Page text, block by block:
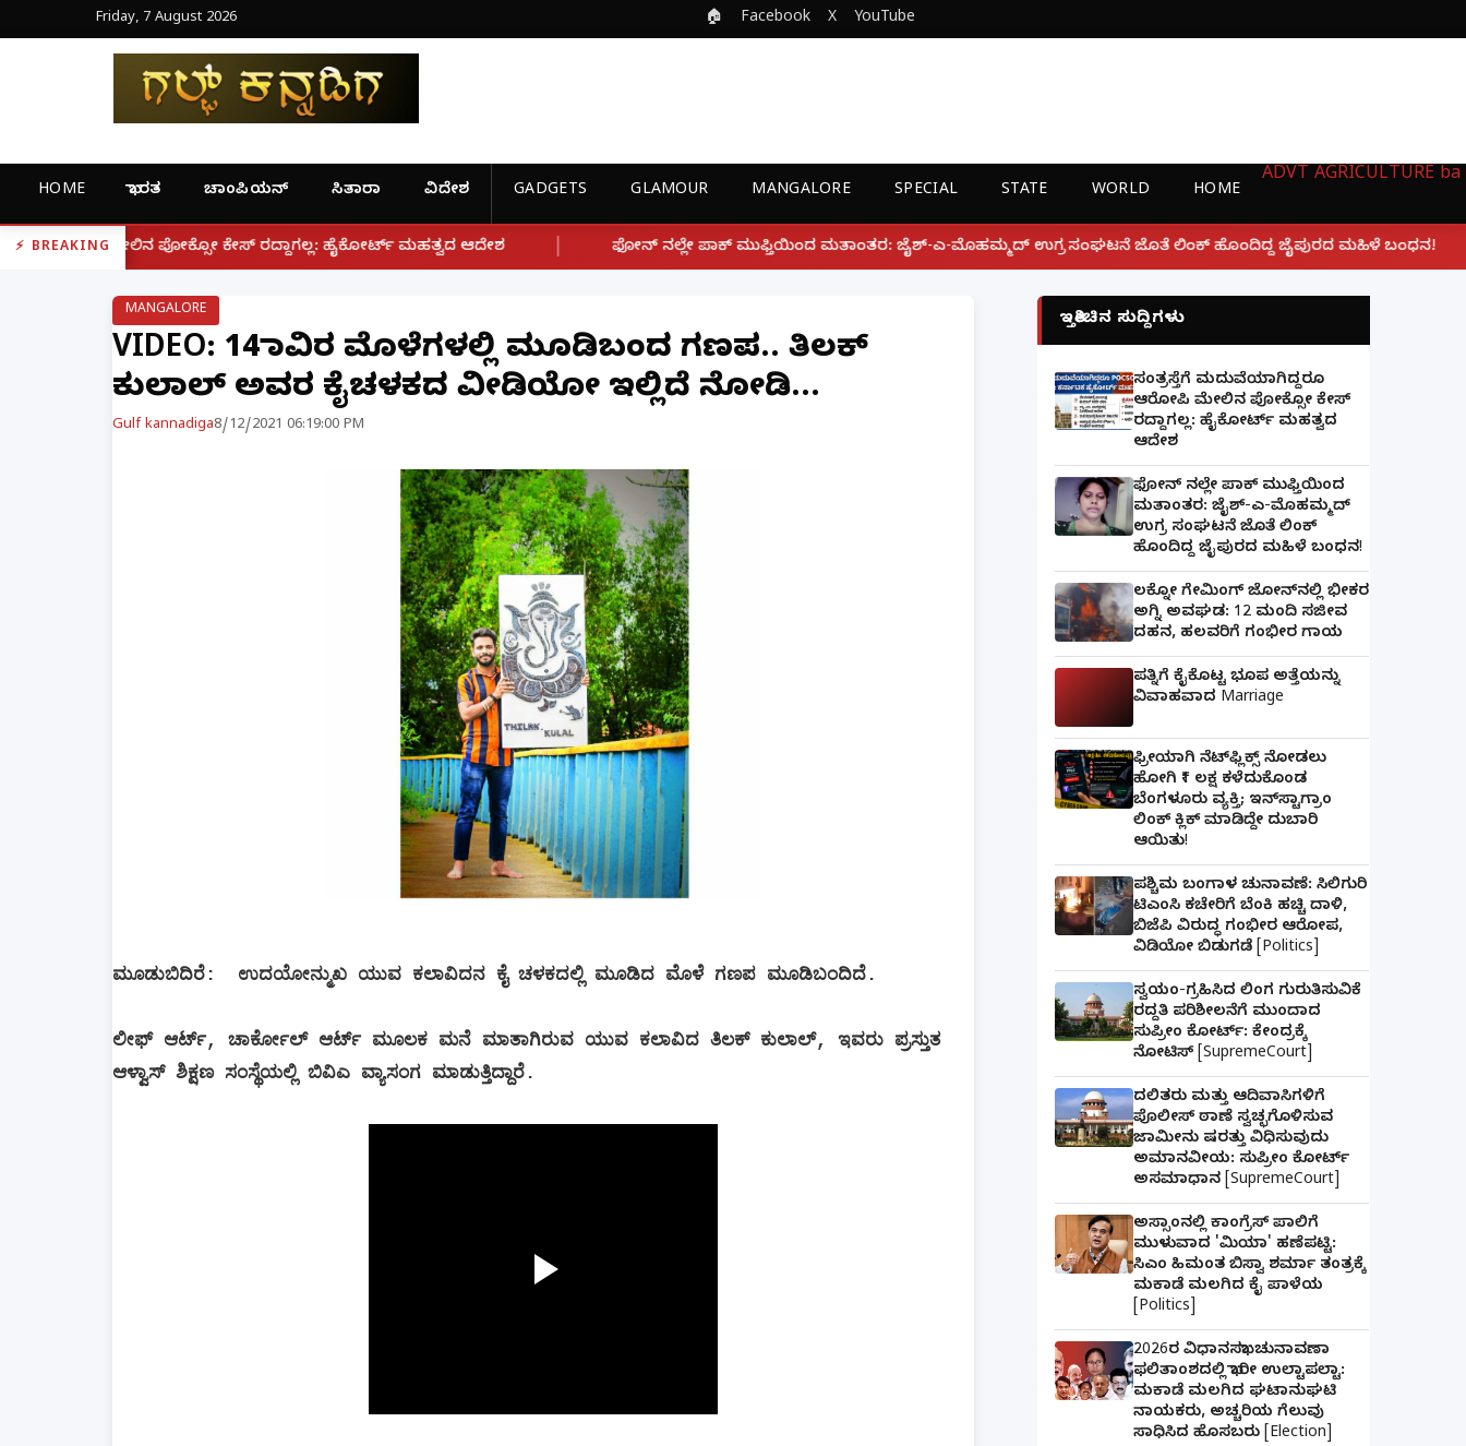
Friday, 7 August 2026 🏠 Facebook X YouTube
HOME ಭಾರತ ಚಾಂಪಿಯನ್ ಸಿತಾರಾ ವಿದೇಶ GADGETS GLAMOUR MANGALORE SPECIAL STATE WORLD HOME
ADVT AGRICULTURE ba
BREAKING
ರದ್ದಾಗಲ್ಲ: ಹೈಕೋರ್ಟ್ ಮಹತ್ವದ ಆದೇಶ | ಫೋನ್ ನಲ್ಲೇ ಪಾಕ್ ಮುಫ್ತಿಯಿಂದ ಮತಾಂತರ: ಜೈಶ್-ಎ-ಮೊಹಮ್ಮದ್ ಉಗ್ರ ಸಂಘಟನೆ ಜೊತೆ ಲಿಂಕ್ ಹೊಂದಿದ್ದ ಜೈಪುರದ ಮಹಿಳೆ ಬಂಧನ! | ಲಕ್ನೋ ಗೇಮಿಂಗ್
MANGALORE
VIDEO: 14 ಸಾವಿರ ಮೊಳೆಗಳಲ್ಲಿ ಮೂಡಿಬಂದ ಗಣಪ.. ತಿಲಕ್
ಕುಲಾಲ್ ಅವರ ಕೈಚಳಕದ ವೀಡಿಯೋ ಇಲ್ಲಿದೆ ನೋಡಿ...
Gulf kannadiga8/12/2021 06:19:00 PM
ಮೂಡುಬಿದಿರೆ: ಉದಯೋನ್ಮುಖ ಯುವ ಕಲಾವಿದನ ಕೈ ಚಳಕದಲ್ಲಿ ಮೂಡಿದ ಮೊಳೆ ಗಣಪ ಮೂಡಿಬಂದಿದೆ.
ಲೀಫ್ ಆರ್ಟ್, ಚಾರ್ಕೋಲ್ ಆರ್ಟ್ ಮೂಲಕ ಮನೆ ಮಾತಾಗಿರುವ ಯುವ ಕಲಾವಿದ ತಿಲಕ್ ಕುಲಾಲ್, ಇವರು ಪ್ರಸ್ತುತ
ಆಳ್ವಾಸ್ ಶಿಕ್ಷಣ ಸಂಸ್ಥೆಯಲ್ಲಿ ಬಿವಿಎ ವ್ಯಾಸಂಗ ಮಾಡುತ್ತಿದ್ದಾರೆ.
ಇತ್ತೀಚಿನ ಸುದ್ದಿಗಳು
ಸಂತ್ರಸ್ತೆಗೆ ಮದುವೆಯಾಗಿದ್ದರೂ
ಆರೋಪಿ ಮೇಲಿನ ಪೋಕ್ಸೋ ಕೇಸ್
ರದ್ದಾಗಲ್ಲ: ಹೈಕೋರ್ಟ್ ಮಹತ್ವದ
ಆದೇಶ
ಫೋನ್ ನಲ್ಲೇ ಪಾಕ್ ಮುಫ್ತಿಯಿಂದ
ಮತಾಂತರ: ಜೈಶ್-ಎ-ಮೊಹಮ್ಮದ್
ಉಗ್ರ ಸಂಘಟನೆ ಜೊತೆ ಲಿಂಕ್
ಹೊಂದಿದ್ದ ಜೈಪುರದ ಮಹಿಳೆ ಬಂಧನ!
ಲಕ್ನೋ ಗೇಮಿಂಗ್ ಜೋನ್‌ನಲ್ಲಿ ಭೀಕರ
ಅಗ್ನಿ ಅವಘಡ: 12 ಮಂದಿ ಸಜೀವ
ದಹನ, ಹಲವರಿಗೆ ಗಂಭೀರ ಗಾಯ
ಪತ್ನಿಗೆ ಕೈಕೊಟ್ಟ ಭೂಪ ಅತ್ತೆಯನ್ನು
ವಿವಾಹವಾದ Marriage
ಫ್ರೀಯಾಗಿ ನೆಟ್‌ಫ್ಲಿಕ್ಸ್ ನೋಡಲು
ಹೋಗಿ ₹1 ಲಕ್ಷ ಕಳೆದುಕೊಂಡ
ಬೆಂಗಳೂರು ವ್ಯಕ್ತಿ; ಇನ್‌ಸ್ಟಾಗ್ರಾಂ
ಲಿಂಕ್ ಕ್ಲಿಕ್ ಮಾಡಿದ್ದೇ ದುಬಾರಿ
ಆಯಿತು!
ಪಶ್ಚಿಮ ಬಂಗಾಳ ಚುನಾವಣೆ: ಸಿಲಿಗುರಿ
ಟಿಎಂಸಿ ಕಚೇರಿಗೆ ಬೆಂಕಿ ಹಚ್ಚಿ ದಾಳಿ,
ಬಿಜೆಪಿ ವಿರುದ್ಧ ಗಂಭೀರ ಆರೋಪ,
ವಿಡಿಯೋ ಬಿಡುಗಡೆ [Politics]
ಸ್ವಯಂ-ಗ್ರಹಿಸಿದ ಲಿಂಗ ಗುರುತಿಸುವಿಕೆ
ರದ್ದತಿ ಪರಿಶೀಲನೆಗೆ ಮುಂದಾದ
ಸುಪ್ರೀಂ ಕೋರ್ಟ್: ಕೇಂದ್ರಕ್ಕೆ
ನೋಟಿಸ್ [SupremeCourt]
ದಲಿತರು ಮತ್ತು ಆದಿವಾಸಿಗಳಿಗೆ
ಪೊಲೀಸ್ ಠಾಣೆ ಸ್ವಚ್ಛಗೊಳಿಸುವ
ಜಾಮೀನು ಷರತ್ತು ವಿಧಿಸುವುದು
ಅಮಾನವೀಯ: ಸುಪ್ರೀಂ ಕೋರ್ಟ್
ಅಸಮಾಧಾನ [SupremeCourt]
ಅಸ್ಸಾಂನಲ್ಲಿ ಕಾಂಗ್ರೆಸ್ ಪಾಲಿಗೆ
ಮುಳುವಾದ 'ಮಿಯಾ' ಹಣೆಪಟ್ಟಿ:
ಸಿಎಂ ಹಿಮಂತ ಬಿಸ್ವಾ ಶರ್ಮಾ ತಂತ್ರಕ್ಕೆ
ಮಕಾಡೆ ಮಲಗಿದ ಕೈ ಪಾಳೆಯ
[Politics]
2026ರ ವಿಧಾನಸಭಾ ಚುನಾವಣಾ
ಫಲಿತಾಂಶದಲ್ಲಿ ಭಾರೀ ಉಲ್ಟಾಪಲ್ಟಾ:
ಮಕಾಡೆ ಮಲಗಿದ ಘಟಾನುಘಟಿ
ನಾಯಕರು, ಅಚ್ಚರಿಯ ಗೆಲುವು
ಸಾಧಿಸಿದ ಹೊಸಬರು [Election]